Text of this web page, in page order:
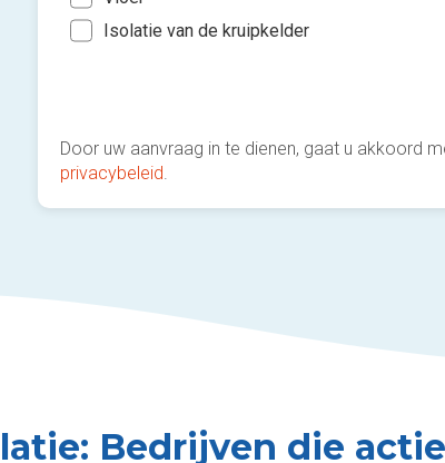
Isolatie van de kruipkelder
Door uw aanvraag in te dienen, gaat u akkoord
privacybeleid.
Bedrijven die